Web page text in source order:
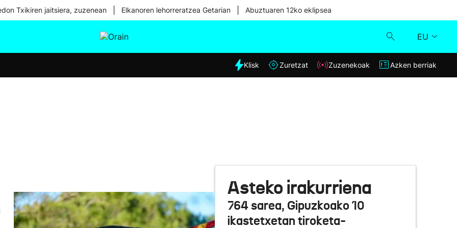
Txikiren jaitsiera, zuzenean Elkanoren lehorreratzea Getarian Abuztuaren 12ko eklipsea
EU
Eguraldia
Klisk
Azken berriak
Klisk Zuretzat Zuzenekoak Azken berriak
Asteko irakurriena
764 sarea, Gipuzkoako 10
ikastetxetan tiroketa-